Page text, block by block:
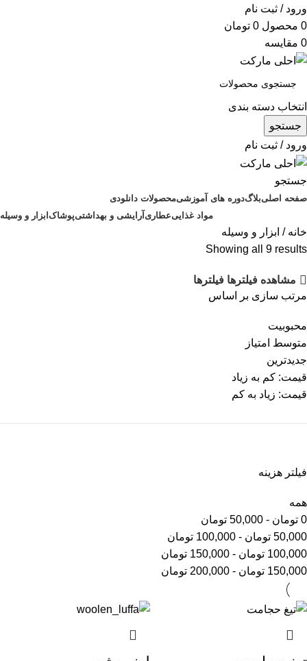
ورود / ثبت نام
0 محصول 0 تومان
0 مقایسه
انتخاب دسته بندی
جستجو
ورود / ثبت نام
جستجو
صفحه اصلیبلاگدوره های آموزشیمحصولات دانلودی
مواد غذاییعطاریآرایشی و بهداشتیپوشاکابزار و وسیله
خانه
ابزار و وسیله
Showing all 9 results
مشاهده فیلترها فیلترها
مرتب سازی بر اساس
محبوبیت
متوسط امتیاز
جدیدترین
قیمت: کم به زیاد
قیمت: زیاد به کم
فیلتر هزینه
همه
0 تومان -
50,000 تومان
50,000 تومان -
100,000 تومان
100,000 تومان -
150,000 تومان
150,000 تومان -
200,000 تومان